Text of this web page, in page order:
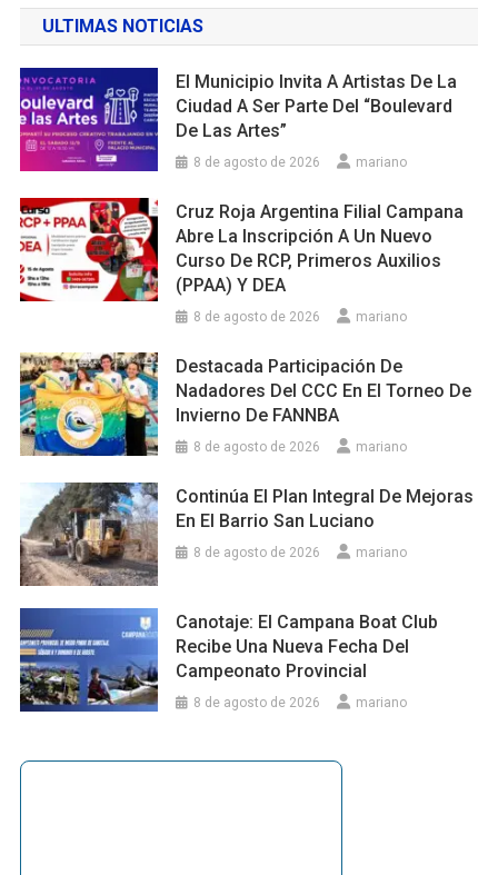
ULTIMAS NOTICIAS
El Municipio Invita A Artistas De La
Ciudad A Ser Parte Del “Boulevard
De Las Artes”
8 de agosto de 2026 mariano
Cruz Roja Argentina Filial Campana
Abre La Inscripción A Un Nuevo
Curso De RCP, Primeros Auxilios
(PPAA) Y DEA
8 de agosto de 2026 mariano
Destacada Participación De
Nadadores Del CCC En El Torneo De
Invierno De FANNBA
8 de agosto de 2026 mariano
Continúa El Plan Integral De Mejoras
En El Barrio San Luciano
8 de agosto de 2026 mariano
Canotaje: El Campana Boat Club
Recibe Una Nueva Fecha Del
Campeonato Provincial
8 de agosto de 2026 mariano